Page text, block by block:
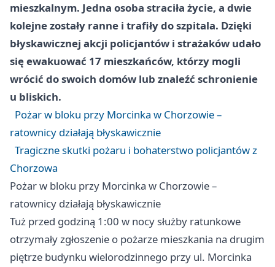
mieszkalnym. Jedna osoba straciła życie, a dwie
kolejne zostały ranne i trafiły do szpitala. Dzięki
błyskawicznej akcji policjantów i strażaków udało
się ewakuować 17 mieszkańców, którzy mogli
wrócić do swoich domów lub znaleźć schronienie
u bliskich.
Pożar w bloku przy Morcinka w Chorzowie –
ratownicy działają błyskawicznie
Tragiczne skutki pożaru i bohaterstwo policjantów z
Chorzowa
Pożar w bloku przy Morcinka w Chorzowie –
ratownicy działają błyskawicznie
Tuż przed godziną 1:00 w nocy służby ratunkowe
otrzymały zgłoszenie o pożarze mieszkania na drugim
piętrze budynku wielorodzinnego przy ul. Morcinka